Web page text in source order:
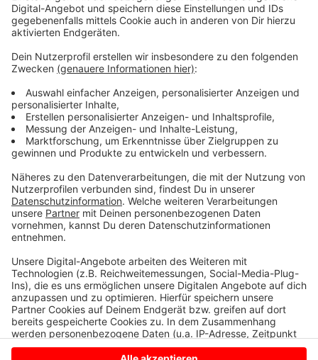
den Essenständen kein Plastik mehr. Getränke trinken
Sie aus Papierstrohhalmen und Sie essen mit
ist das Geschirr ganz normal aus Porzellan. Was noch
wichtig ist: Es darf auf den Parkplätzen keine
Stolperfallen geben, das Winterzauber-Team schüttet
auf den Schotterplätzen noch Löcher zu.
Es pendelt außerdem wieder ein kleiner Bus von der
Innenstadt und den Ortsteilen nach Karthaus und
zurück. Den Fahrplan finden Siehier.
Anzeige
Anzeige